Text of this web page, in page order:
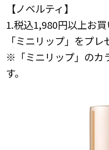
【ノベルティ】
1.税込1,980円以上お
「ミニリップ」をプレ
※「ミニリップ」のカ
す。